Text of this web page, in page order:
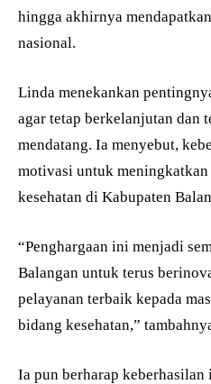
hingga akhirnya
nasional.
Linda menekankan
agar tetap berkelanjutan dan
mendatang. Ia menyebut,
motivasi untuk
kesehatan di Kabupaten
“Penghargaan ini menjadi
Balangan untuk terus
pelayanan terbaik kepada
bidang kesehatan,”
Ia pun berharap